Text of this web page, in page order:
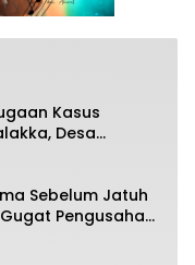
Kasus
Desa
Tuntas
Sebelum Jatuh
Pengusaha
Desa